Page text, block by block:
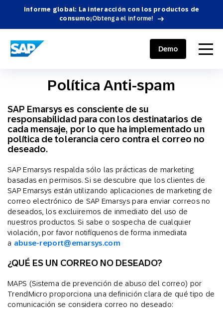
Informe global: La interacción con los productos de
consumo¡Obtenga el informe!
SAP ENGAGEMENT CLOUD menu
Demo
Política Anti-spam
SAP Emarsys es consciente de su
responsabilidad para con los destinatarios de
cada mensaje, por lo que ha implementado un
política de tolerancia cero contra el correo no
deseado.
SAP Emarsys respalda sólo las prácticas de marketing
basadas en permisos. Si se descubre que los clientes de
SAP Emarsys están utilizando aplicaciones de marketing de
correo electrónico de SAP Emarsys para enviar correos no
deseados, los excluiremos de inmediato del uso de
nuestros productos. Si sabe o sospecha de cualquier
violación, por favor notifíquenos de forma inmediata
a abuse-report@emarsys.com
¿QUÉ ES UN CORREO NO DESEADO?
MAPS (Sistema de prevención de abuso del correo) por
TrendMicro proporciona una definición clara de qué tipo de
comunicación se considera correo no deseado: